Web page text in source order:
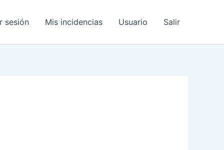
sesión Mis incidencias Usuario Salir